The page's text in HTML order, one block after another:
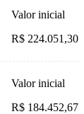
Valor inicial
R$ 224.051,30
Valor inicial
R$ 184.452,67